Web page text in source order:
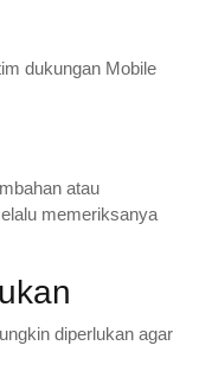
dukungan Mobile
atau
memeriksanya
diperlukan agar